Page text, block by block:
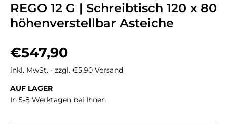
REGO 12 G | Schreibtisch 120 x 80
höhenverstellbar Asteiche
Normaler Preis
€547,90
inkl. MwSt. - zzgl. €5,90 Versand
AUF LAGER
In 5-8 Werktagen bei Ihnen